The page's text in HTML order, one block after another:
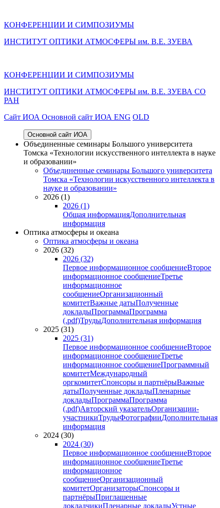
КОНФЕРЕНЦИИ И СИМПОЗИУМЫ
ИНСТИТУТ ОПТИКИ АТМОСФЕРЫ им. В.Е. ЗУЕВА
КОНФЕРЕНЦИИ И СИМПОЗИУМЫ
ИНСТИТУТ ОПТИКИ АТМОСФЕРЫ им. В.Е. ЗУЕВА СО
РАН
Cайт ИОА Основной сайт ИОА ENG OLD
Основной сайт ИОА
Объединенные семинары Большого университета
Томска «Технологии искусственного интеллекта в науке
и образовании»
Объединенные семинары Большого университета
Томска «Технологии искусственного интеллекта в
науке и образовании»
2026 (1)
2026 (1)
Общая информацияДополнительная
информация
Оптика атмосферы и океана
Оптика атмосферы и океана
2026 (32)
2026 (32)
Первое информационное сообщениеВторое
информационное сообщениеТретье
информационное
сообщениеОрганизационный
комитетВажные датыПолученные
докладыПрограммаПрограмма
(.pdf)ТрудыДополнительная информация
2025 (31)
2025 (31)
Первое информационное сообщениеВторое
информационное сообщениеТретье
информационное сообщениеПрограммный
комитетМеждународный
оргкомитетСпонсоры и партнёрыВажные
датыПолученные докладыПленарные
докладыПрограммаПрограмма
(.pdf)Авторский указательОрганизации-
участникиТрудыФотографииДополнительная
информация
2024 (30)
2024 (30)
Первое информационное сообщениеВторое
информационное сообщениеТретье
информационное
сообщениеОрганизационный
комитетОрганизаторыСпонсоры и
партнёрыПриглашенные
докладчикиПленарные докладыУстные